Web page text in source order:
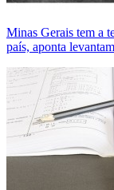
Minas Gerais tem a
país, aponta